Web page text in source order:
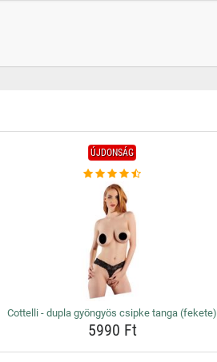
ÚJDONSÁG
Cottelli - dupla gyöngyös csipke tanga (fekete)
5990 Ft